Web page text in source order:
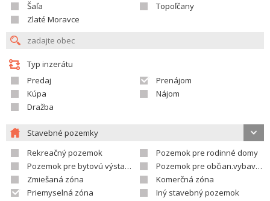
Šaľa
Topoľčany
Zlaté Moravce
Typ inzerátu
Predaj
Prenájom
Kúpa
Nájom
Dražba
Stavebné pozemky
Rekreačný pozemok
Pozemok pre rodinné domy
Pozemok pre bytovú výstavbu
Pozemok pre občian.vybavenosť
Zmiešaná zóna
Komerčná zóna
Priemyselná zóna
Iný stavebný pozemok